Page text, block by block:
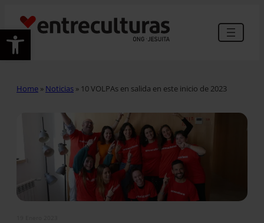
Abrir barra de herramientas
Home » Noticias » 10 VOLPAs en salida en este inicio de 2023